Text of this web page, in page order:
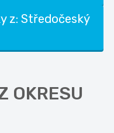
z: Středočeský
OKRESU